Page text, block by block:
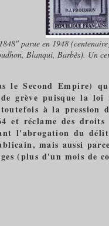
parue en 1948
Blanqui, Barbès). Un
le Second Empire)
grève puisque la
à la pression
et réclame des
l'abrogation du
mais aussi
(plus d'un mois